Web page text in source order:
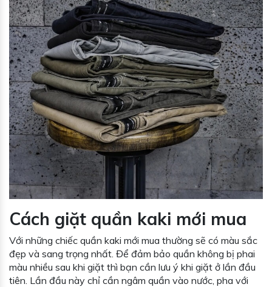
Cách giặt quần kaki mới mua
Với những chiếc quần kaki mới mua thường sẽ có màu sắc
đẹp và sang trọng nhất. Để đảm bảo quần không bị phai
màu nhiều sau khi giặt thì bạn cần lưu ý khi giặt ở lần đầu
tiên. Lần đầu này chỉ cần ngâm quần vào nước, pha với